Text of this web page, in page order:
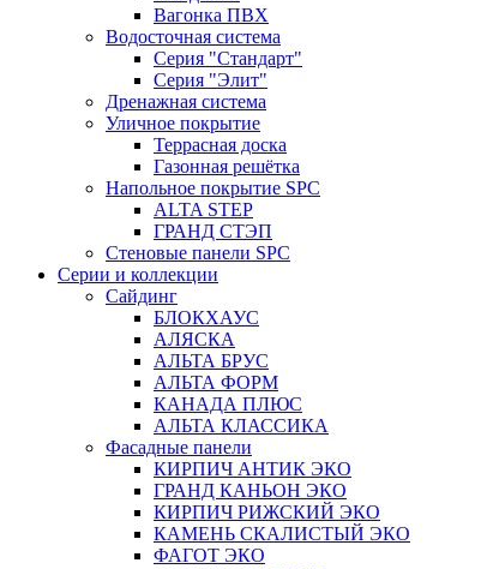
Вагонка ПВХ
Водосточная система
Серия "Стандарт"
Серия "Элит"
Дренажная система
Уличное покрытие
Террасная доска
Газонная решётка
Напольное покрытие SPC
ALTA STEP
ГРАНД СТЭП
Стеновые панели SPC
Серии и коллекции
Сайдинг
БЛОКХАУС
АЛЯСКА
АЛЬТА БРУС
АЛЬТА ФОРМ
КАНАДА ПЛЮС
АЛЬТА КЛАССИКА
Фасадные панели
КИРПИЧ АНТИК ЭКО
ГРАНД КАНЬОН ЭКО
КИРПИЧ РИЖСКИЙ ЭКО
КАМЕНЬ СКАЛИСТЫЙ ЭКО
ФАГОТ ЭКО